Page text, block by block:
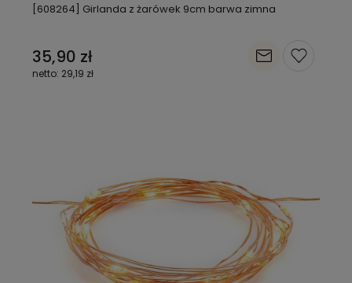
[608264] Girlanda z żarówek 9cm barwa zimna
35,90 zł
29,19 zł